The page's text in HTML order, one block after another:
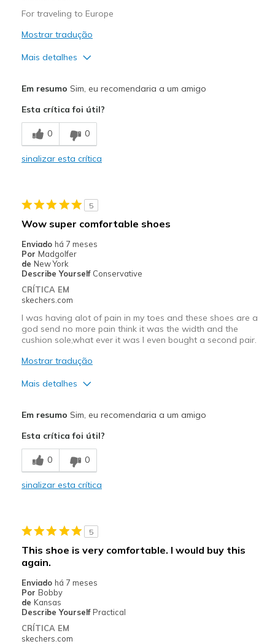
View On Shoes
Shoes are for Wearing
For traveling to Europe
Mostrar tradução
Mais detalhes
Breathe Well
Comfortable
Melhores utilizações
Travel
Width
Sizing
View On Shoes
Shoes are for Wearing
Em resumo Sim, eu recomendaria a um amigo
Esta crítica foi útil?
0 0
sinalizar esta crítica
5
Wow super comfortable shoes
Enviado há 7 meses
Por Madgolfer
de New York
Describe Yourself Conservative
CRÍTICA EM
skechers.com
I was having alot of pain in my toes and these shoes are a
god send no more pain think it was the width and the
cushion sole,what ever it was I even bought a second pair.
Mostrar tradução
Mais detalhes
Comfortable
Stylish
Going Out
Width
Sizing
View On Shoes
Em resumo Sim, eu recomendaria a um amigo
Esta crítica foi útil?
0 0
sinalizar esta crítica
5
This shoe is very comfortable. I would buy this
again.
Enviado há 7 meses
Por Bobby
de Kansas
Describe Yourself Practical
CRÍTICA EM
skechers.com